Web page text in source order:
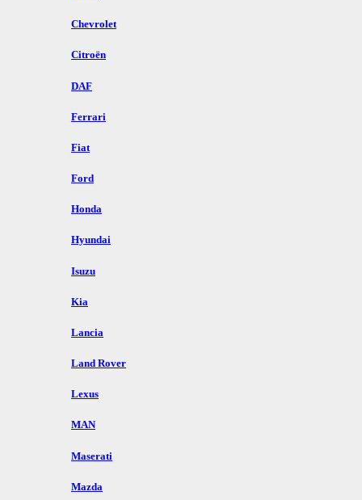
Chevrolet
Citroën
DAF
Ferrari
Fiat
Ford
Honda
Hyundai
Isuzu
Kia
Lancia
Land Rover
Lexus
MAN
Maserati
Mazda